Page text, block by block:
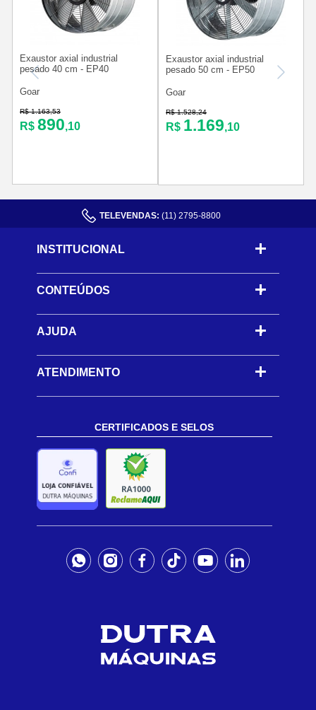
Exaustor axial industrial
pesado 40 cm - EP40
Goar
R$ 1.163,53
R$ 890,10
Exaustor axial industrial
pesado 50 cm - EP50
Goar
R$ 1.528,24
R$ 1.169,10
TELEVENDAS: (11) 2795-8800
INSTITUCIONAL
CONTEÚDOS -
AJUDA -
ATENDIMENTO
CERTIFICADOS E SELOS